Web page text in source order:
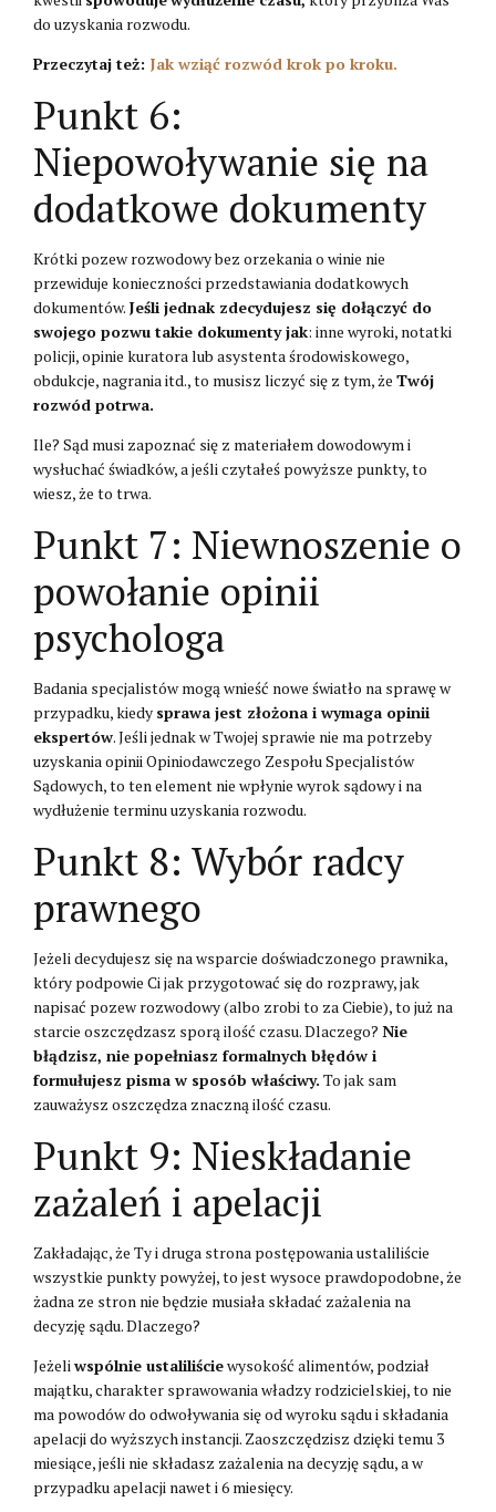
do uzyskania rozwodu.
Przeczytaj też: Jak wziąć rozwód krok po kroku.
Punkt 6:
Niepowoływanie się na
dodatkowe dokumenty
Krótki pozew rozwodowy bez orzekania o winie nie
przewiduje konieczności przedstawiania dodatkowych
dokumentów. Jeśli jednak zdecydujesz się dołączyć do
swojego pozwu takie dokumenty jak: inne wyroki, notatki
policji, opinie kuratora lub asystenta środowiskowego,
obdukcje, nagrania itd., to musisz liczyć się z tym, że Twój
rozwód potrwa.
Ile? Sąd musi zapoznać się z materiałem dowodowym i
wysłuchać świadków, a jeśli czytałeś powyższe punkty, to
wiesz, że to trwa.
Punkt 7: Niewnoszenie o
powołanie opinii
psychologa
Badania specjalistów mogą wnieść nowe światło na sprawę w
przypadku, kiedy sprawa jest złożona i wymaga opinii
ekspertów. Jeśli jednak w Twojej sprawie nie ma potrzeby
uzyskania opinii Opiniodawczego Zespołu Specjalistów
Sądowych, to ten element nie wpłynie wyrok sądowy i na
wydłużenie terminu uzyskania rozwodu.
Punkt 8: Wybór radcy
prawnego
Jeżeli decydujesz się na wsparcie doświadczonego prawnika,
który podpowie Ci jak przygotować się do rozprawy, jak
napisać pozew rozwodowy (albo zrobi to za Ciebie), to już na
starcie oszczędzasz sporą ilość czasu. Dlaczego? Nie
błądzisz, nie popełniasz formalnych błędów i
formułujesz pisma w sposób właściwy. To jak sam
zauważysz oszczędza znaczną ilość czasu.
Punkt 9: Nieskładanie
zażaleń i apelacji
Zakładając, że Ty i druga strona postępowania ustaliliście
wszystkie punkty powyżej, to jest wysoce prawdopodobne, że
żadna ze stron nie będzie musiała składać zażalenia na
decyzję sądu. Dlaczego?
Jeżeliwspólnie ustaliliściewysokość alimentów, podział
majątku, charakter sprawowania władzy rodzicielskiej, to nie
ma powodów do odwoływania się od wyroku sądu i składania
apelacji do wyższych instancji. Zaoszczędzisz dzięki temu 3
miesiące, jeśli nie składasz zażalenia na decyzję sądu, a w
przypadku apelacji nawet i 6 miesięcy.